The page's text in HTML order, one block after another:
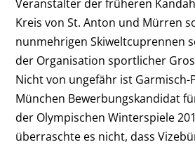
Veranstalter der früheren
Kreis von St. Anton und Mürren
nunmehrigen Skiweltcuprennen
der Organisation sportlicher
Nicht von ungefähr ist
München Bewerbungskandidat
der Olympischen Winterspiele
überraschte es nicht, dass